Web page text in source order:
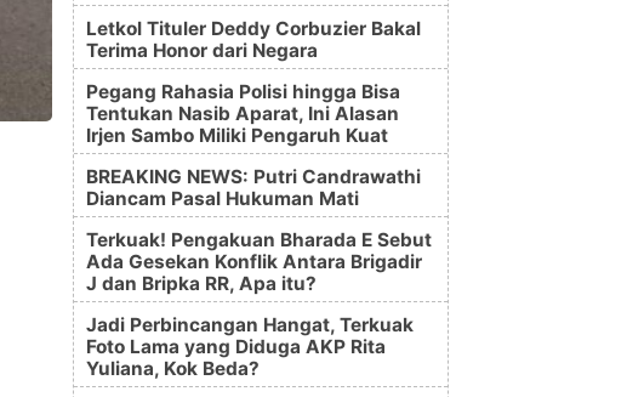
Letkol Tituler Deddy Corbuzier Bakal
Terima Honor dari Negara
Pegang Rahasia Polisi hingga Bisa
Tentukan Nasib Aparat, Ini Alasan
Irjen Sambo Miliki Pengaruh Kuat
BREAKING NEWS: Putri Candrawathi
Diancam Pasal Hukuman Mati
Terkuak! Pengakuan Bharada E Sebut
Ada Gesekan Konflik Antara Brigadir
J dan Bripka RR, Apa itu?
Jadi Perbincangan Hangat, Terkuak
Foto Lama yang Diduga AKP Rita
Yuliana, Kok Beda?